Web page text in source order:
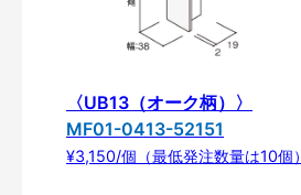
〈UB13（オーク柄）〉
MF01-0413-52151
¥3,150/個（最低発注数量は10個）